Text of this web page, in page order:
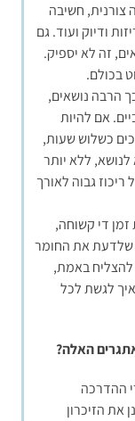
צורנית, חשיבה
ודיוק ועוד. גם
זה לא יספיק.
בכולם.
הרבה נושאים,
אם להיות
כשלוש שעות,
ללא יותר
גבוה לאורך
די קשוחה,
שלדעת את החומר
להצליח באמת,
לגשת לכל
האלה?
ההדרכה
את הזיכרון